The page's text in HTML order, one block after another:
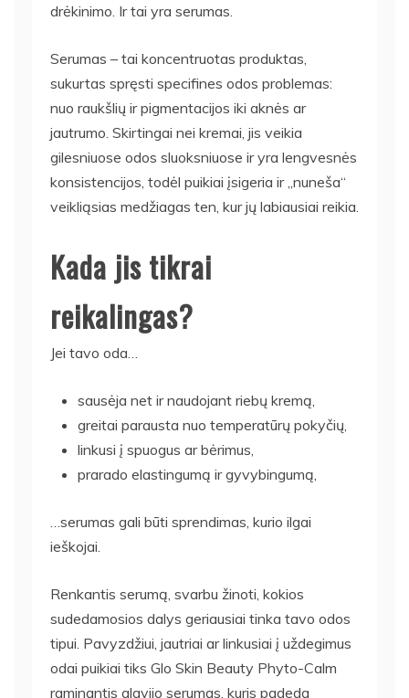
drėkinimo. Ir tai yra serumas.
Serumas – tai koncentruotas produktas,
sukurtas spręsti specifines odos problemas:
nuo raukšlių ir pigmentacijos iki aknės ar
jautrumo. Skirtingai nei kremai, jis veikia
gilesniuose odos sluoksniuose ir yra lengvesnės
konsistencijos, todėl puikiai įsigeria ir „nuneša“
veikliąsias medžiagas ten, kur jų labiausiai reikia.
Kada jis tikrai
reikalingas?
Jei tavo oda…
sausėja net ir naudojant riebų kremą,
greitai parausta nuo temperatūrų pokyčių,
linkusi į spuogus ar bėrimus,
prarado elastingumą ir gyvybingumą,
…serumas gali būti sprendimas, kurio ilgai
ieškojai.
Renkantis serumą, svarbu žinoti, kokios
sudedamosios dalys geriausiai tinka tavo odos
tipui. Pavyzdžiui, jautriai ar linkusiai į uždegimus
odai puikiai tiks Glo Skin Beauty Phyto-Calm
raminantis alavijo serumas, kuris padeda